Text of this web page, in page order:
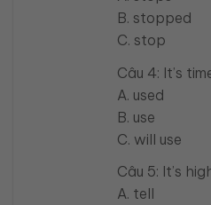
B. stopped
C. stop
Câu 4: It’s
A. used
B. use
C. will use
Câu 5: It’s
A. tell